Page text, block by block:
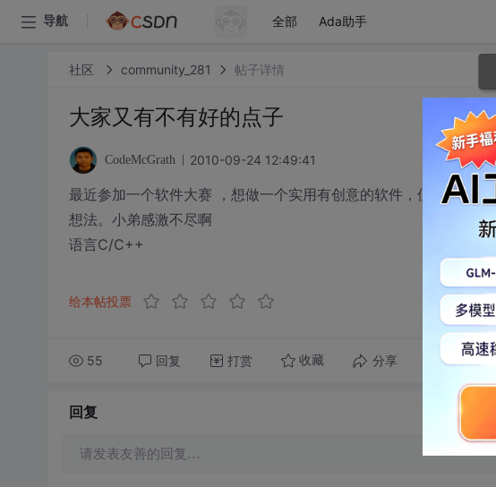
导航 全部 Ada助手
社区 community_281 帖子详情
大家又有不有好的点子
CodeMcGrath 2010-09-24 12:49:41
最近参加一个软件大赛 ，想做一个实用有创意的软件，但是一时
想法。小弟感激不尽啊
语言C/C++
给本帖投票
55 回复 打赏 收藏 分享 转发到
回复
请发表友善的回复…